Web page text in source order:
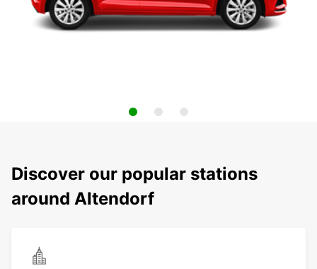
Discover our popular stations
around Altendorf